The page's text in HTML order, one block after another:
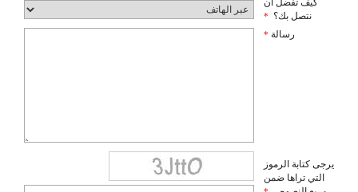
نتصل بك؟ *
رسالة *
يرجى كتابة الرموز
التي تراها ضمن